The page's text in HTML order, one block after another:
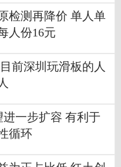
检测再降价 单人单
人份16元
前深圳玩滑板的人
进一步扩容 有利于
循环